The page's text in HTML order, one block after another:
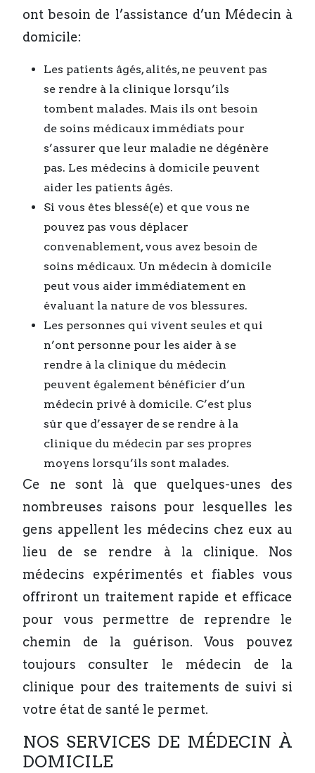
ont besoin de l’assistance d’un Médecin à
domicile:
Les patients âgés, alités, ne peuvent pas
se rendre à la clinique lorsqu’ils
tombent malades. Mais ils ont besoin
de soins médicaux immédiats pour
s’assurer que leur maladie ne dégénère
pas. Les médecins à domicile peuvent
aider les patients âgés.
Si vous êtes blessé(e) et que vous ne
pouvez pas vous déplacer
convenablement, vous avez besoin de
soins médicaux. Un médecin à domicile
peut vous aider immédiatement en
évaluant la nature de vos blessures.
Les personnes qui vivent seules et qui
n’ont personne pour les aider à se
rendre à la clinique du médecin
peuvent également bénéficier d’un
médecin privé à domicile. C’est plus
sûr que d’essayer de se rendre à la
clinique du médecin par ses propres
moyens lorsqu’ils sont malades.
Ce ne sont là que quelques-unes des
nombreuses raisons pour lesquelles les
gens appellent les médecins chez eux au
lieu de se rendre à la clinique. Nos
médecins expérimentés et fiables vous
offriront un traitement rapide et efficace
pour vous permettre de reprendre le
chemin de la guérison. Vous pouvez
toujours consulter le médecin de la
clinique pour des traitements de suivi si
votre état de santé le permet.
NOS SERVICES DE MÉDECIN À
DOMICILE